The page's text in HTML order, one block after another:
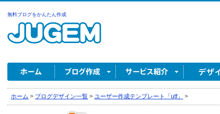
無料ブログをかんたん作成
ホーム > ブログデザイン一覧 > ユーザー作成テンプレート「utf」 >